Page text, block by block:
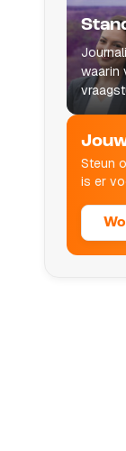
waarin
leven
Steun
is er